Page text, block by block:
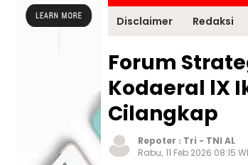
Disclaimer Redaksi
Forum
Kodaeral lX
Cilangkap
Repoter : Tri - TNI AL
Rabu, 11 Feb 2026 08:15